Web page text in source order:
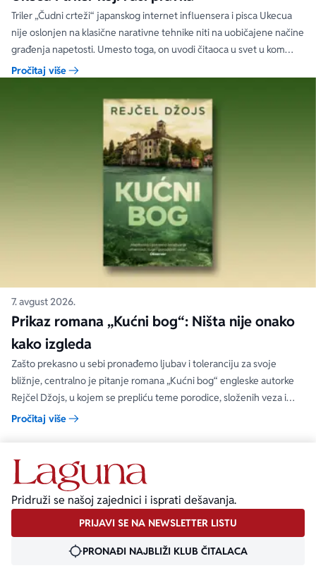
Triler „Čudni crteži“ japanskog internet influensera i pisca Ukecua
nije oslonjen na klasične narativne tehnike niti na uobičajene načine
građenja napetosti. Umesto toga, on uvodi čitaoca u svet u kom
priložene ilustracije govore više od reči, a ono što je nacrtano često
Pročitaj više
7. avgust 2026.
Prikaz romana „Kućni bog“: Ništa nije onako
kako izgleda
Zašto prekasno u sebi pronađemo ljubav i toleranciju za svoje
bližnje, centralno je pitanje romana „Kućni bog“ engleske autorke
Rejčel Džojs, u kojem se prepliću teme porodice, složenih veza i
umetnosti.
Pročitaj više
Pridruži se našoj zajednici i isprati dešavanja.
PRIJAVI SE NA NEWSLETTER LISTU
PRONAĐI NAJBLIŽI KLUB ČITALACA